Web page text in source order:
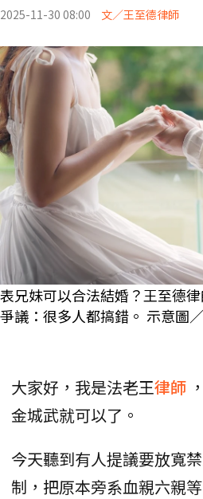
2025-11-30 08:00 文／王至德律師
表兄妹可以合法結婚？王至德
爭議：很多人都搞錯。 示意圖
大家好，我是法老王律師
金城武就可以了。
今天聽到有人提議要放寬
制，把原本旁系血親六親